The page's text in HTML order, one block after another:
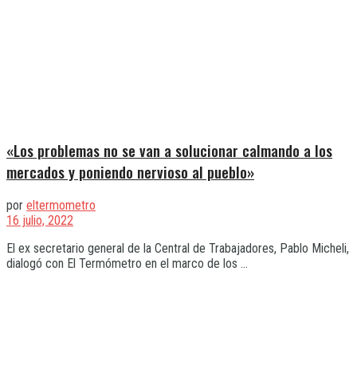
«Los problemas no se van a solucionar calmando a los
mercados y poniendo nervioso al pueblo»
por eltermometro
16 julio, 2022
El ex secretario general de la Central de Trabajadores, Pablo Micheli,
dialogó con El Termómetro en el marco de los ...